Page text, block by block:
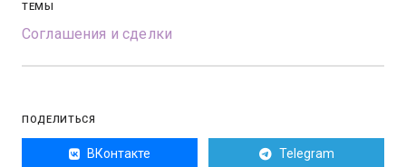
ТЕМЫ
Соглашения и сделки
ПОДЕЛИТЬСЯ
ВКонтакте Telegram